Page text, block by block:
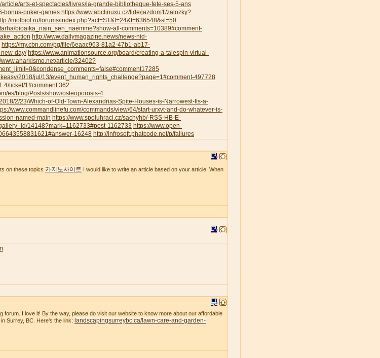
arts-et-spectacles/livres/la-grande-bibliotheque-fete-ses-5-ans
bonus-poker-games https://www.abclinuxu.cz/lide/jazdom1/zalozky?
molbiol.ru/forums/index.php?act=ST&f=24&t=636548&st=50
bioaika_nain_sen_naemme?show-all-comments=10389#comment-
http://www.dailymagazine.news/news-nid-
https://my.cbn.com/pg/file/6eaac963-81a2-47b1-ab17-
day/ https://www.animationsource.org/board/creating-a-talespin-virtual-
www.anarkismo.net/article/32402?
2018/jul/13/event_human_rights_challenge?page=1#comment-497728
ticket/1#comment:362
es/blog/Posts/show/osteoporosis-4
2/23/Which-of-Old-Town-Alexandrias-Spite-Houses-is-Narrowest-Its-a-
www.commandlinefu.com/commands/view/64/start-urxvt-and-do-whatever-is-
named-main https://www.spoluhraci.cz/sachyhb/-RSS-HB-E-
14148?mark=1162733#post-1162733 https://www.open-
16248 http://infrosoft.phatcode.net/p/failures
on these topics 카지노사이트 I would like to write an article based on your article. When
forum. I love it! By the way, please do visit our website to know more about our affordable
Surrey, BC. Here's the link: landscapingsurreybc.ca/lawn-care-and-garden-